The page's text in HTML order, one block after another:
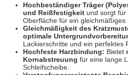
Hochbeständiger Träger
und Reißfestigkeit und sorgt
Oberfläche für ein gleichmäßiges
Gleichmäßigkeit des
optimale
Lackierschritte und ein perfektes
Hochfeste Harzbindung: Bietet
Kornabstreuung für eine lange
Schleifscheibe.